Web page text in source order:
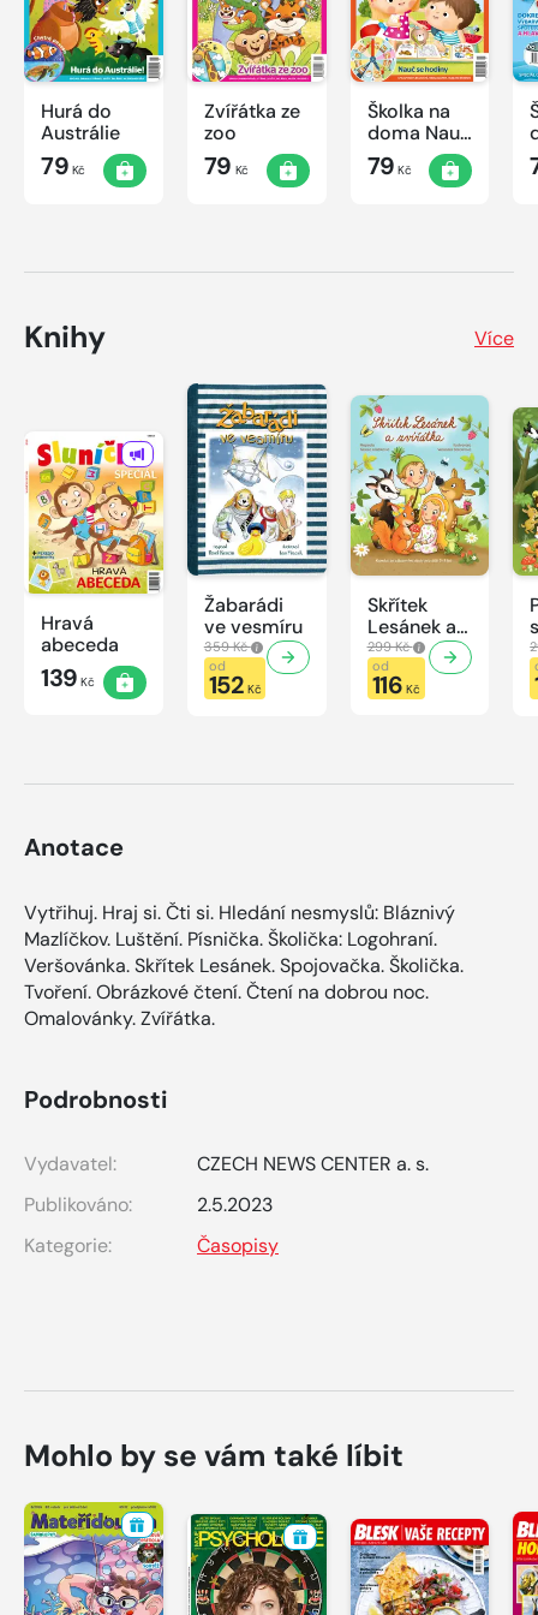
Hurá do
Austrálie
79 Kč
Zvířátka ze
zoo
79 Kč
Školka na
doma Nauč
se hodiny
79 Kč
Knihy Více
Hravá
abeceda
139 Kč
Žabarádi
ve vesmíru
359 Kč
od
152 Kč
Skřítek
Lesánek a
zvířátka
299 Kč
od
116 Kč
Anotace
Vytřihuj. Hraj si. Čti si. Hledání nesmyslů: Bláznivý
Mazlíčkov. Luštění. Písnička. Školička: Logohraní.
Veršovánka. Skřítek Lesánek. Spojovačka. Školička.
Tvoření. Obrázkové čtení. Čtení na dobrou noc.
Omalovánky. Zvířátka.
Podrobnosti
Vydavatel:
CZECH NEWS CENTER a. s.
Publikováno:
2.5.2023
Kategorie:
Časopisy
Mohlo by se vám také líbit